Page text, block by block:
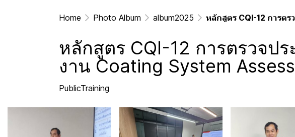
Home Photo Album album2025 หลักสูตร CQI-12 การต
หลักสูตร CQI-12 การตรวจป
งาน Coating System
PublicTraining